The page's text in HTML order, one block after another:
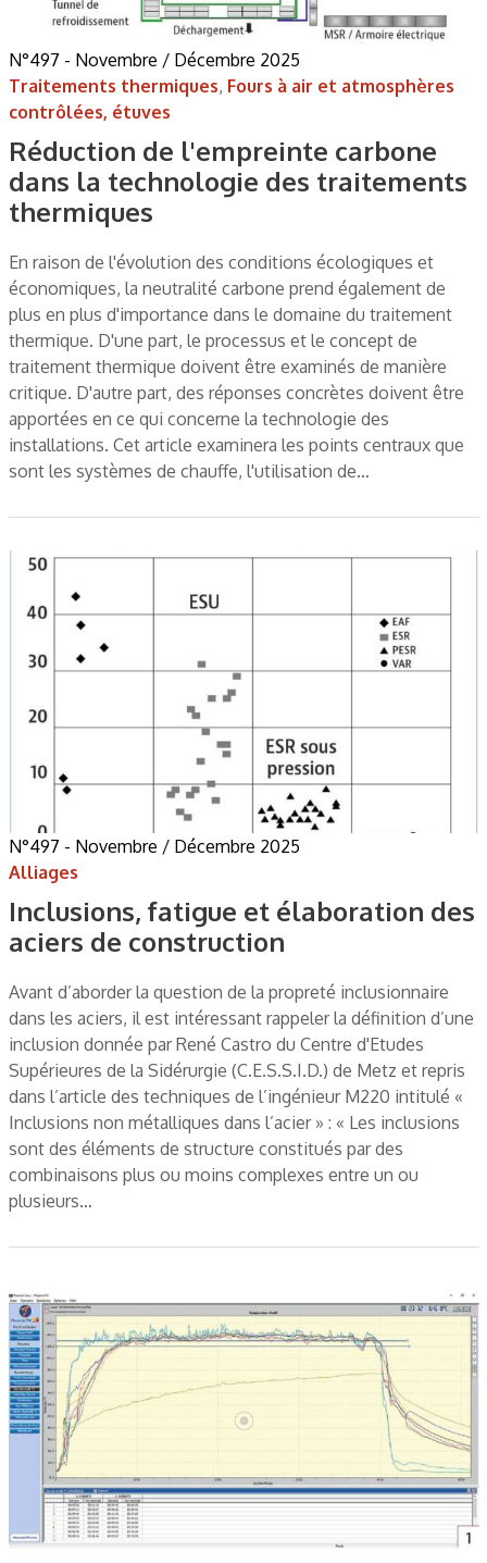
N°497 - Novembre / Décembre 2025
Traitements thermiques, Fours à air et atmosphères
contrôlées, étuves
Réduction de l'empreinte carbone
dans la technologie des traitements
thermiques
En raison de l'évolution des conditions écologiques et
économiques, la neutralité carbone prend également de
plus en plus d'importance dans le domaine du traitement
thermique. D'une part, le processus et le concept de
traitement thermique doivent être examinés de manière
critique. D'autre part, des réponses concrètes doivent être
apportées en ce qui concerne la technologie des
installations. Cet article examinera les points centraux que
sont les systèmes de chauffe, l'utilisation de…
N°497 - Novembre / Décembre 2025
Alliages
Inclusions, fatigue et élaboration des
aciers de construction
Avant d’aborder la question de la propreté inclusionnaire
dans les aciers, il est intéressant rappeler la définition d’une
inclusion donnée par René Castro du Centre d'Etudes
Supérieures de la Sidérurgie (C.E.S.S.I.D.) de Metz et repris
dans l’article des techniques de l’ingénieur M220 intitulé «
Inclusions non métalliques dans l’acier » : « Les inclusions
sont des éléments de structure constitués par des
combinaisons plus ou moins complexes entre un ou
plusieurs…